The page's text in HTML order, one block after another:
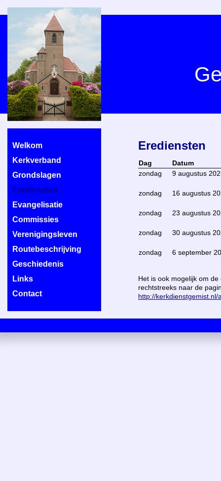
Welkom
Kerkverband
Grondslagen
Erediensten
Evangelisatie
Commissies
Verenigingsleven
Routebeschrijving
Geschiedenis
Links
Contact
Erediensten
Dag
Datum
zondag
9 augustus
zondag 16 augustus
zondag 23 augustus
zondag 30 augustus
zondag 6 september
Het is ook mogelijk om
rechtstreeks naar de
http://kerkdienstgemist.nl/